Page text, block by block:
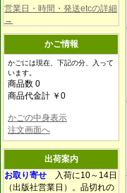
営業日・時間・発送etcの詳細
→
かご情報
かごには現在、下記の分、入って
います。
商品数 0
商品代金計 ￥0
かごの中身表示
注文画面へ
出荷案内
お取り寄せ 入荷に10～14日
（出版社営業日）。品切れの